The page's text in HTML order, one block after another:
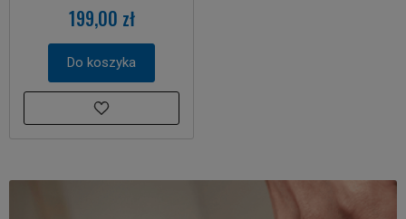
199,00 zł
Do koszyka